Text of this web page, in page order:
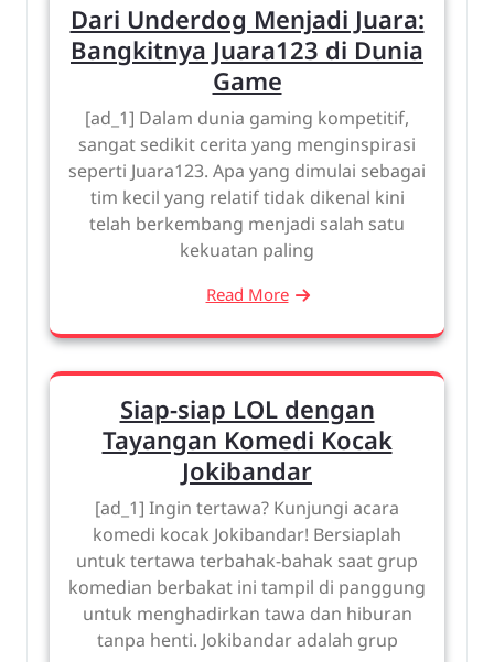
Dari Underdog Menjadi Juara:
Bangkitnya Juara123 di Dunia
Game
[ad_1] Dalam dunia gaming kompetitif,
sangat sedikit cerita yang menginspirasi
seperti Juara123. Apa yang dimulai sebagai
tim kecil yang relatif tidak dikenal kini
telah berkembang menjadi salah satu
kekuatan paling
Read More
Siap-siap LOL dengan
Tayangan Komedi Kocak
Jokibandar
[ad_1] Ingin tertawa? Kunjungi acara
komedi kocak Jokibandar! Bersiaplah
untuk tertawa terbahak-bahak saat grup
komedian berbakat ini tampil di panggung
untuk menghadirkan tawa dan hiburan
tanpa henti. Jokibandar adalah grup